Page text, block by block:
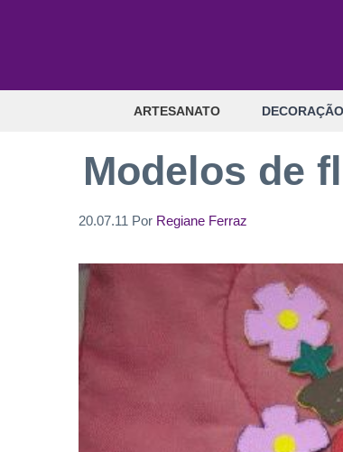
ARTESANATO DECORAÇÃO
Modelos de
20.07.11 Por Regiane Ferraz